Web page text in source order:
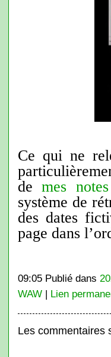
Ce qui ne
demes
système de
des dates
page dans
09:05 Publié dans
WAW| Lien
Les commentaires